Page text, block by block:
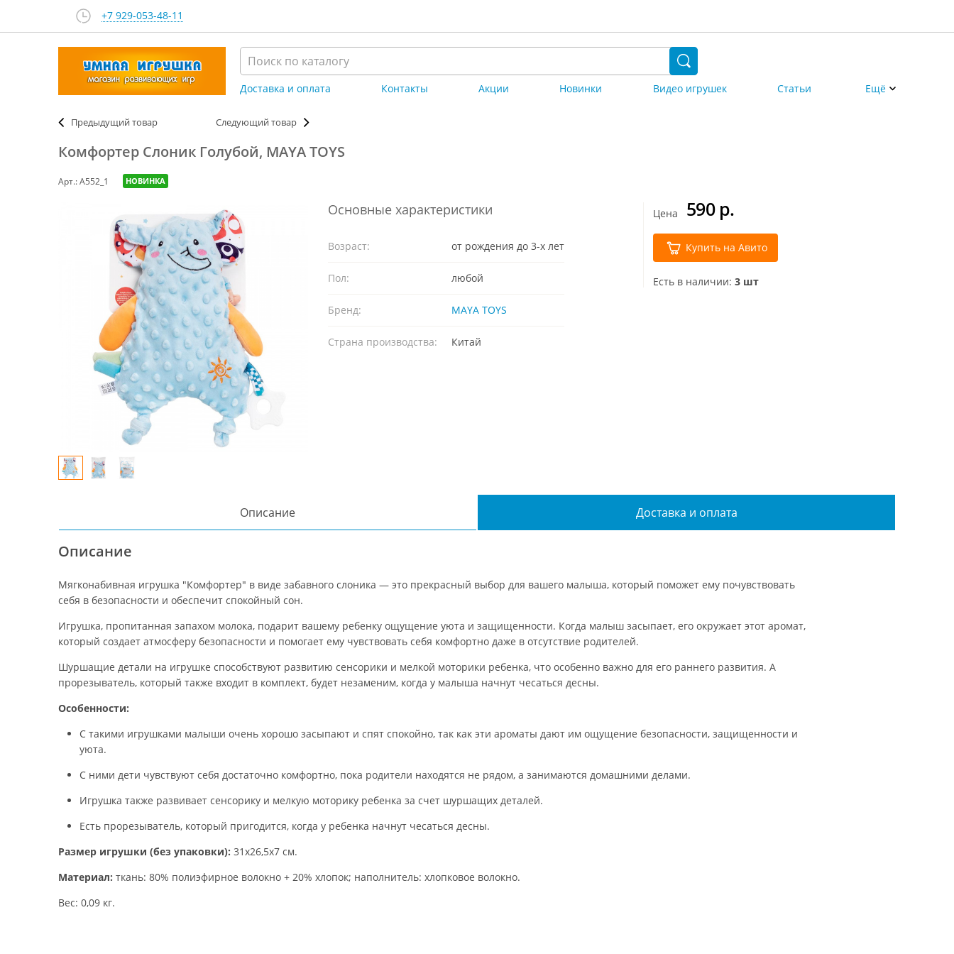
+7 929-053-48-11
Доставка и оплата Контакты Акции Новинки Видео игрушек Статьи Ещё
Предыдущий товар Следующий товар
Арт.: A552_1 НОВИНКА
Комфортер Слоник Голубой, MAYA TOYS
Основные характеристики
Возраст: от рождения до 3-х лет
Пол: любой
Бренд: MAYA TOYS
Страна производства: Китай
Цена 590 р.
Купить на Авито
Есть в наличии: 3 шт
Описание
Описание
Мягконабивная игрушка "Комфортер" в виде забавного слоника — это прекрасный выбор для вашего малыша, который поможет ему почувствовать
себя в безопасности и обеспечит спокойный сон.
Игрушка, пропитанная запахом молока, подарит вашему ребенку ощущение уюта и защищенности. Когда малыш засыпает, его окружает этот аромат,
который создает атмосферу безопасности и помогает ему чувствовать себя комфортно даже в отсутствие родителей.
Шуршащие детали на игрушке способствуют развитию сенсорики и мелкой моторики ребенка, что особенно важно для его раннего развития. А
прорезыватель, который также входит в комплект, будет незаменим, когда у малыша начнут чесаться десны.
Особенности:
С такими игрушками малыши очень хорошо засыпают и спят спокойно, так как эти ароматы дают им ощущение безопасности, защищенности и
уюта.
С ними дети чувствуют себя достаточно комфортно, пока родители находятся не рядом, а занимаются домашними делами.
Игрушка также развивает сенсорику и мелкую моторику ребенка за счет шуршащих деталей.
Есть прорезыватель, который пригодится, когда у ребенка начнут чесаться десны.
Размер игрушки (без упаковки): 31х26,5х7 см.
Материал: ткань: 80% полиэфирное волокно + 20% хлопок; наполнитель: хлопковое волокно.
Вес: 0,09 кг.
Доставка и оплата